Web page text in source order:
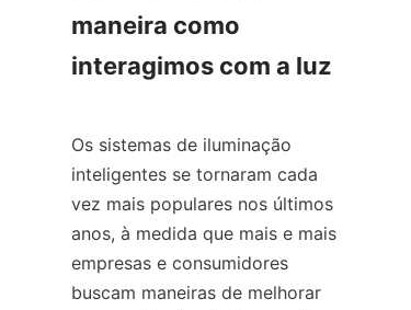
maneira como
interagimos com a luz
Os sistemas de iluminação
inteligentes se tornaram cada
vez mais populares nos últimos
anos, à medida que mais e mais
empresas e consumidores
buscam maneiras de melhorar